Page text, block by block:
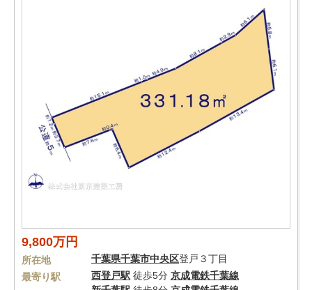
9,800万円
所在地 千葉県千葉市中央区登戸３丁目
最寄り駅
西登戸駅 徒歩5分 京成電鉄千葉線